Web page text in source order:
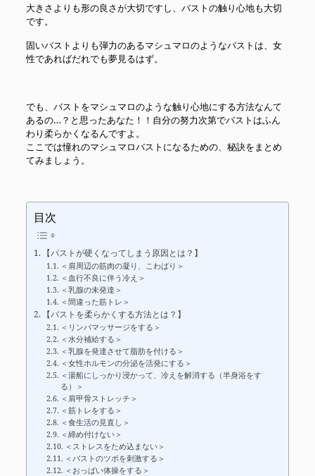
大きさよりも形の良さが大切ですし、バストの触り心地も大切
です。
固いバストよりも弾力のあるマシュマロのようなバストは、女
性であればだれでも夢見るはず。
でも、バストをマシュマロのような触り心地にする方法なんて
あるの…？と思ったあなた！！自分の努力次第でバストはふん
わり柔らかくなるんですよ。
ここでは憧れのマシュマロバストになるための、秘訣をまとめ
てみましょう。
目次
【バストが硬くなってしまう原因とは？】
＜肩周辺の筋肉の凝り、こわばり＞
＜血行不良に伴う冷え＞
＜乳腺の未発達＞
＜間違った筋トレ＞
【バストを柔らかくする方法とは？】
＜リンパマッサージをする＞
＜水分補給する＞
＜乳腺を発達させて脂肪を付ける＞
＜女性ホルモンの分泌を活発にする＞
＜湯船にしっかり浸かって、冷えを解消する（半身浴をす
る）＞
＜肩甲骨ストレッチ＞
＜筋トレをする＞
＜食生活の見直し＞
＜締め付けない＞
＜ストレスをため込まない＞
＜バストのツボを刺激する＞
＜おっぱい体操をする＞